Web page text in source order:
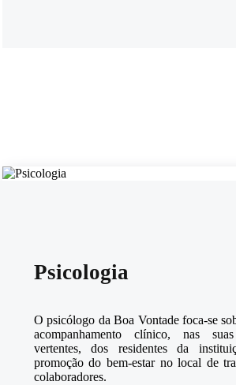
Psicologia
O psicólogo da Boa Vontade foca-se
acompanhamento clínico, nas
vertentes, dos residentes da
promoção do bem-estar no local de
colaboradores.